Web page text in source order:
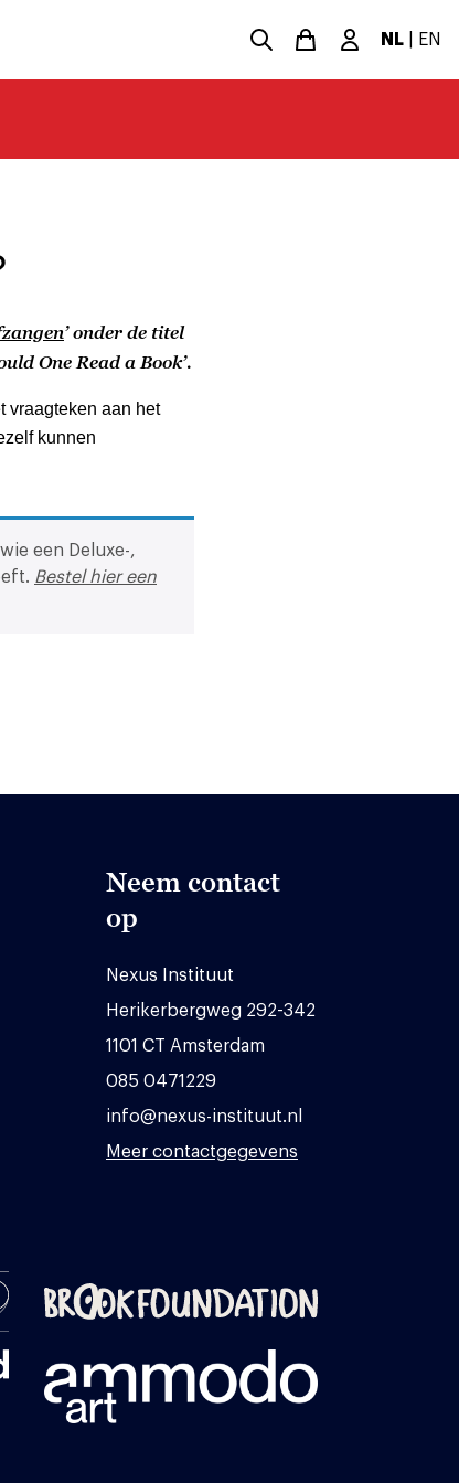
NL EN
’ onder de titel
One Read a Book’.
vraagteken aan het
kunnen
een Deluxe-,
Bestel hier een
Neem contact
op
Nexus Instituut
Herikerbergweg 292-342
1101 CT Amsterdam
085 0471229
info@nexus-instituut.nl
Meer contactgegevens